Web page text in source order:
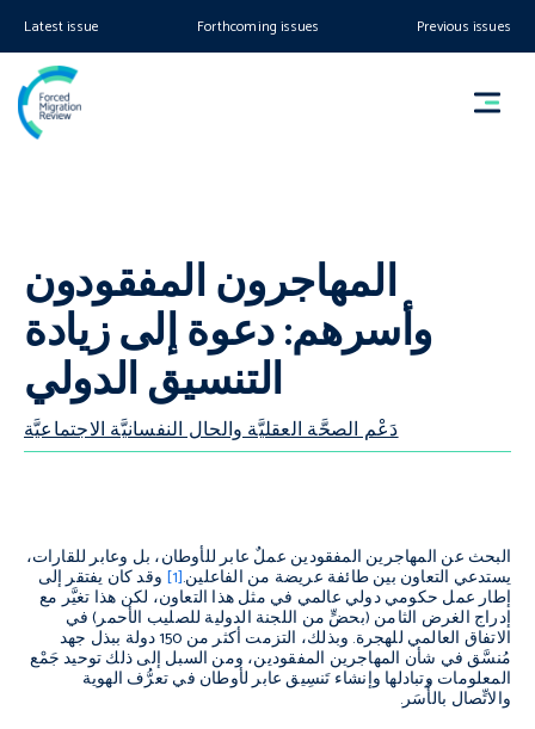
Latest issue Forthcoming issues Previous issues
المهاجرون المفقودون
وأسرهم: دعوة إلى زيادة
التنسيق الدولي
دَعْم الصحَّة العقليَّة والحال النفسانيَّة الاجتماعيَّة
البحث عن المهاجرين المفقودين عملٌ عابر للأوطان، بل وعابر للقارات،
يستدعي التعاون بين طائفة عريضة من الفاعلين.[1] وقد كان يفتقر إلى
إطار عمل حكومي دولي عالمي في مثل هذا التعاون، لكن هذا تغيَّر مع
إدراج الغرض الثامن (بحضٍّ من اللجنة الدولية للصليب الأحمر) في
الاتفاق العالمي للهجرة. وبذلك، التزمت أكثر من 150 دولة ببذل جهد
مُنسَّق في شأن المهاجرين المفقودين، ومن السبل إلى ذلك توحيد جَمْع
المعلومات وتبادلها وإنشاء تَنسِيق عابر لأوطان في تعرُّف الهوية
والاتِّصال بالأُسَر.